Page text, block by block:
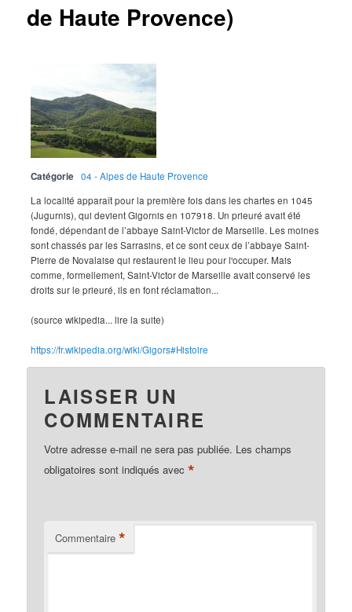
de Haute Provence)
Catégorie
04 - Alpes de Haute Provence
La localité apparaît pour la première fois dans les chartes en 1045
(Jugurnis), qui devient Gigornis en 107918. Un prieuré avait été
fondé, dépendant de l’abbaye Saint-Victor de Marseille. Les moines
sont chassés par les Sarrasins, et ce sont ceux de l’abbaye Saint-
Pierre de Novalaise qui restaurent le lieu pour l'occuper. Mais
comme, formellement, Saint-Victor de Marseille avait conservé les
droits sur le prieuré, ils en font réclamation...
(source wikipedia... lire la suite)
https://fr.wikipedia.org/wiki/Gigors#Histoire
LAISSER UN
COMMENTAIRE
Votre adresse e-mail ne sera pas publiée. Les champs
obligatoires sont indiqués avec*
Commentaire *